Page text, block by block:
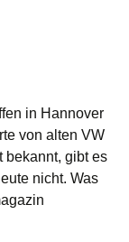
in Hannover
von alten VW
bekannt, gibt es
nicht. Was